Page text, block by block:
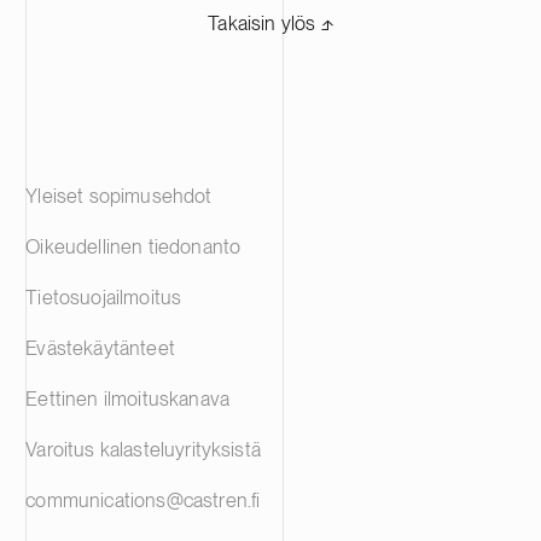
Takaisin ylös ⬏
Yleiset sopimusehdot
Oikeudellinen tiedonanto
Tietosuojailmoitus
Evästekäytänteet
Eettinen ilmoituskanava
Varoitus kalasteluyrityksistä
communications@castren.fi